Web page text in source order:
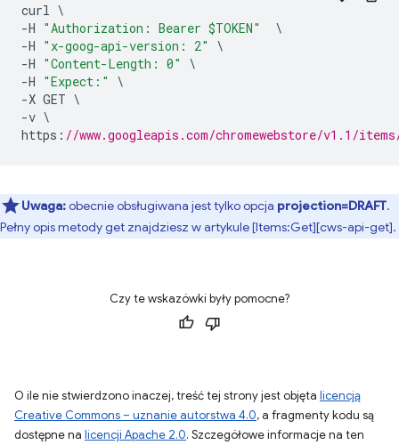
curl \
-H "Authorization: Bearer $TOKEN"
\
-H "x-goog-api-version: 2"
\
-H "Content-Length: 0"
\
-H "Expect:"
\
-X GET \
-v \
https : //www.googleapis.com/chromewebstore/v1.1/
Uwaga:obecnie obsługiwana jest tylko opcja projection=DRAFT.
Pełny opis metody get znajdziesz w artykule [Items:Get][cws-api-get].
Czy te wskazówki były pomocne?
O ile nie stwierdzono inaczej, treść tej strony jest objęta licencją
Creative Commons – uznanie autorstwa 4.0, a fragmenty kodu są
dostępne na licencji Apache 2.0. Szczegółowe informacje na ten